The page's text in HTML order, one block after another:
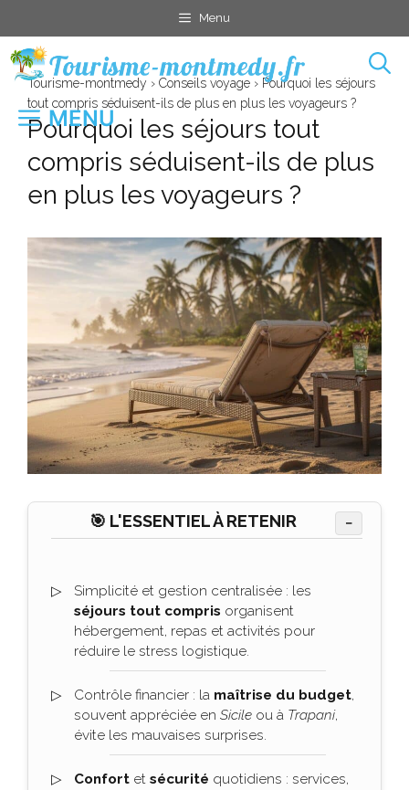
contenu
Menu
MENU
Tourisme-montmedy › Conseils voyage › Pourquoi les séjours
tout compris séduisent-ils de plus en plus les voyageurs ?
Pourquoi les séjours tout
compris séduisent-ils de plus
en plus les voyageurs ?
🎯 L'ESSENTIEL À RETENIR −
Simplicité et gestion centralisée : les
séjours tout compris organisent
hébergement, repas et activités pour
réduire le stress logistique.
Contrôle financier : la maîtrise du budget,
souvent appréciée en Sicileou à Trapani,
évite les mauvaises surprises.
Confortet sécurité quotidiens : services,